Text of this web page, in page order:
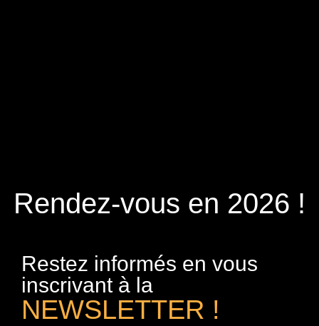
Rendez-vous en 2026 !
Restez informés en vous
inscrivant à la
NEWSLETTER !